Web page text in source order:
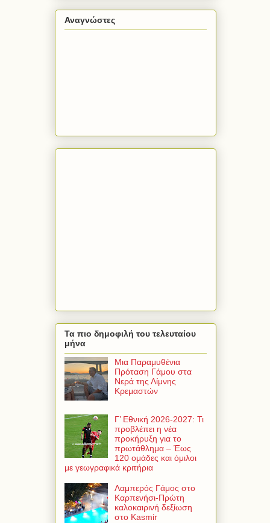
Αναγνώστες
Τα πιο δημοφιλή του τελευταίου
μήνα
Μια Παραμυθένια
Πρόταση Γάμου στα
Νερά της Λίμνης
Κρεμαστών
Γ’ Εθνική 2026-2027: Τι
προβλέπει η νέα
προκήρυξη για το
πρωτάθλημα – Έως
120 ομάδες και όμιλοι
με γεωγραφικά κριτήρια
Λαμπερός Γάμος στο
Καρπενήσι-Πρώτη
καλοκαιρινή δεξίωση
στο Kasmir